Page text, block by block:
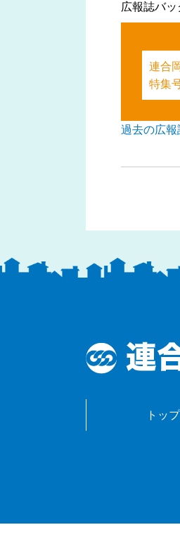
広報誌バ
連合
特集
過去の広
トップ